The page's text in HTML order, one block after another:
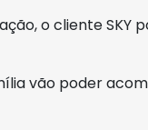
o cliente SKY
vão poder